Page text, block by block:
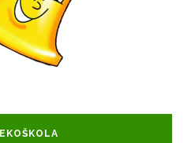
EKOŠKOLA